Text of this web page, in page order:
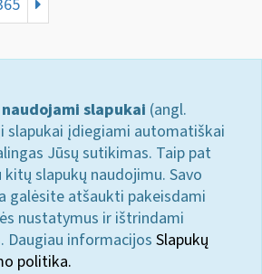
slapukai (angl.
slapukai įdiegiami automatiškai
Jūsų sutikimas. Taip pat
slapukų naudojimu. Savo
galėsite atšaukti pakeisdami
nustatymus ir ištrindami
Daugiau informacijos Slapukų
politika.